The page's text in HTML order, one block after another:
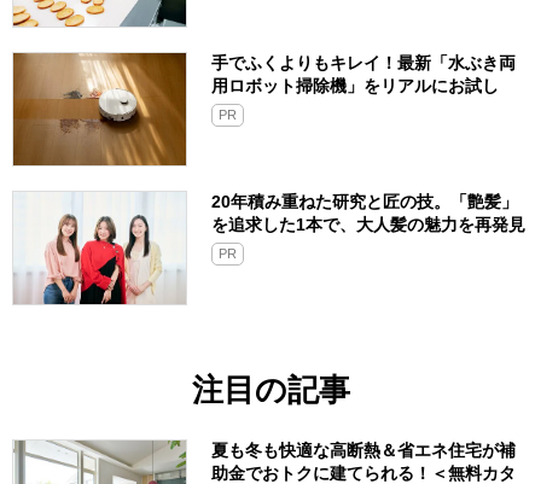
手でふくよりもキレイ！最新「水ぶき両
用ロボット掃除機」をリアルにお試し
PR
20年積み重ねた研究と匠の技。「艶髪」
を追求した1本で、大人髪の魅力を再発見
PR
注目の記事
夏も冬も快適な高断熱＆省エネ住宅が補
助金でおトクに建てられる！＜無料カタ